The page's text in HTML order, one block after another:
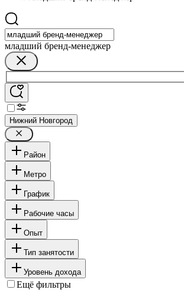
младший бренд-менеджер
Нижний Новгород
Район
Метро
График
Рабочие часы
Опыт
Тип занятости
Уровень дохода
Ещё фильтры